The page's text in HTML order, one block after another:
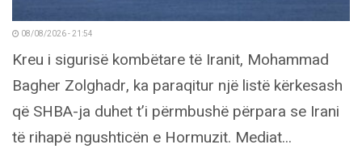
08/08/2026 - 21:54
Kreu i sigurisë kombëtare të Iranit, Mohammad
Bagher Zolghadr, ka paraqitur një listë kërkesash
që SHBA-ja duhet t’i përmbushë përpara se Irani
të rihapë ngushticën e Hormuzit. Mediat...